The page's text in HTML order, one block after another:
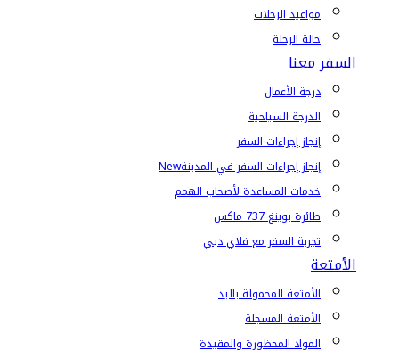
مواعيد الرحلات
حالة الرحلة
السفر معنا
درجة الأعمال
الدرجة السياحية
إنجاز إجراءات السفر
إنجاز إجراءات السفر في المدينةNew
خدمات المساعدة لأصحاب الهمم
طائرة بوينغ 737 ماكس
تجربة السفر مع فلاي دبي
الأمتعة
الأمتعة المحمولة باليد
الأمتعة المسجلة
المواد المحظورة والمقيدة